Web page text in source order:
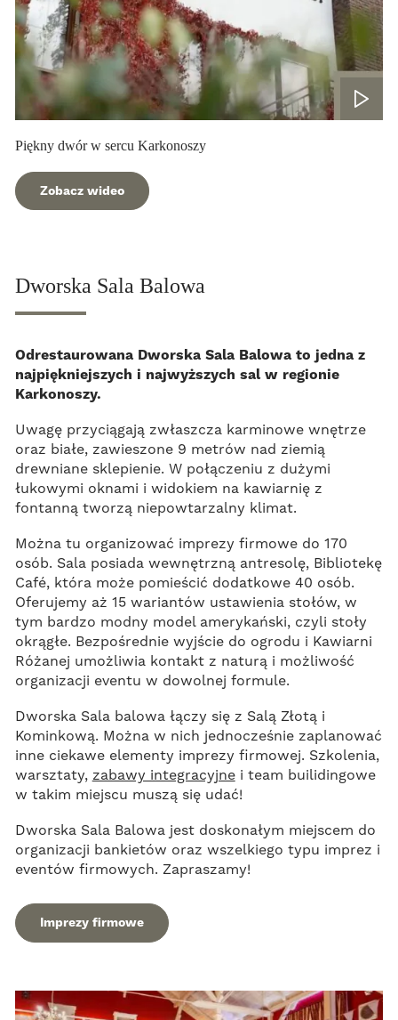
Piękny dwór w sercu Karkonoszy
Zobacz wideo
Dworska Sala Balowa
Odrestaurowana Dworska Sala Balowa to jedna z
najpiękniejszych i najwyższych sal w regionie
Karkonoszy.
Uwagę przyciągają zwłaszcza karminowe wnętrze
oraz białe, zawieszone 9 metrów nad ziemią
drewniane sklepienie. W połączeniu z dużymi
łukowymi oknami i widokiem na kawiarnię z
fontanną tworzą niepowtarzalny klimat.
Można tu organizować imprezy firmowe do 170
osób. Sala posiada wewnętrzną antresolę, Bibliotekę
Café, która może pomieścić dodatkowe 40 osób.
Oferujemy aż 15 wariantów ustawienia stołów, w
tym bardzo modny model amerykański, czyli stoły
okrągłe. Bezpośrednie wyjście do ogrodu i Kawiarni
Różanej umożliwia kontakt z naturą i możliwość
organizacji eventu w dowolnej formule.
Dworska Sala balowa łączy się z Salą Złotą i
Kominkową. Można w nich jednocześnie zaplanować
inne ciekawe elementy imprezy firmowej. Szkolenia,
warsztaty, zabawy integracyjnei team builidingowe
w takim miejscu muszą się udać!
Dworska Sala Balowa jest doskonałym miejscem do
organizacji bankietów oraz wszelkiego typu imprez i
eventów firmowych. Zapraszamy!
Imprezy firmowe